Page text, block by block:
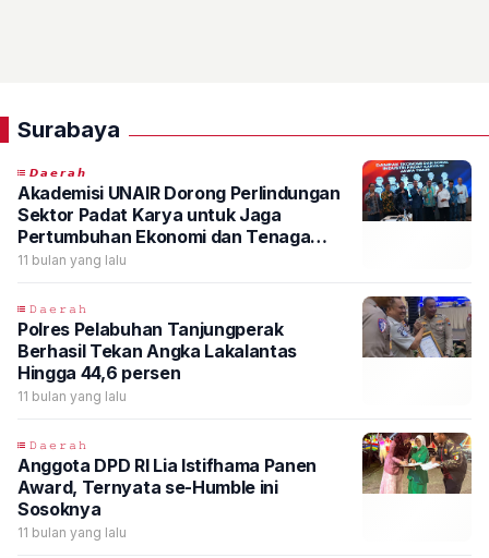
Surabaya
𝘿𝙖𝙚𝙧𝙖𝙝
Akademisi UNAIR Dorong Perlindungan
Sektor Padat Karya untuk Jaga
Pertumbuhan Ekonomi dan Tenaga
Kerja
11 bulan yang lalu
𝙳𝚊𝚎𝚛𝚊𝚑
Polres Pelabuhan Tanjungperak
Berhasil Tekan Angka Lakalantas
Hingga 44,6 persen
11 bulan yang lalu
𝙳𝚊𝚎𝚛𝚊𝚑
Anggota DPD RI Lia Istifhama Panen
Award, Ternyata se-Humble ini
Sosoknya
11 bulan yang lalu